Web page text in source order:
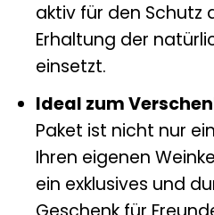
aktiv für den Schutz
Erhaltung der
einsetzt.
Ideal zum
Paket ist nicht nur
Ihren eigenen
ein exklusives und